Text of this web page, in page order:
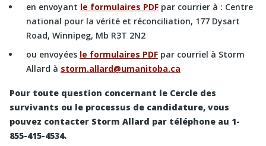
en envoyant le formulaires PDF par courrier à : Centre
national pour la vérité et réconciliation, 177 Dysart
Road, Winnipeg, Mb R3T 2N2
ou envoyées le formulaires PDF par courriel à Storm
Allard à storm.allard@umanitoba.ca
Pour toute question concernant le Cercle des
survivants ou le processus de candidature, vous
pouvez contacter Storm Allard par téléphone au 1-
855-415-4534.